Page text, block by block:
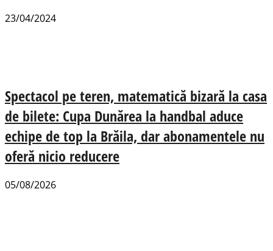
23/04/2024
Spectacol pe teren, matematică bizară la casa
de bilete: Cupa Dunărea la handbal aduce
echipe de top la Brăila, dar abonamentele nu
oferă nicio reducere
05/08/2026